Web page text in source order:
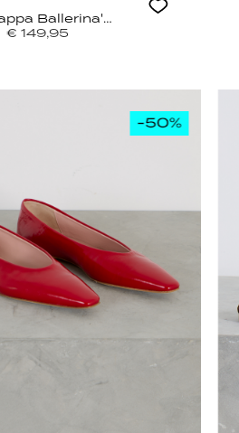
Selena Nappa Ballerina's met studs roze
€ 149,95